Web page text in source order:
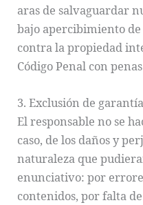
aras de salvaguardar
bajo apercibimiento
contra la propiedad
Código Penal con
3. Exclusión de
El responsable no se
caso, de los daños y
naturaleza que
enunciativo: por
contenidos, por falta